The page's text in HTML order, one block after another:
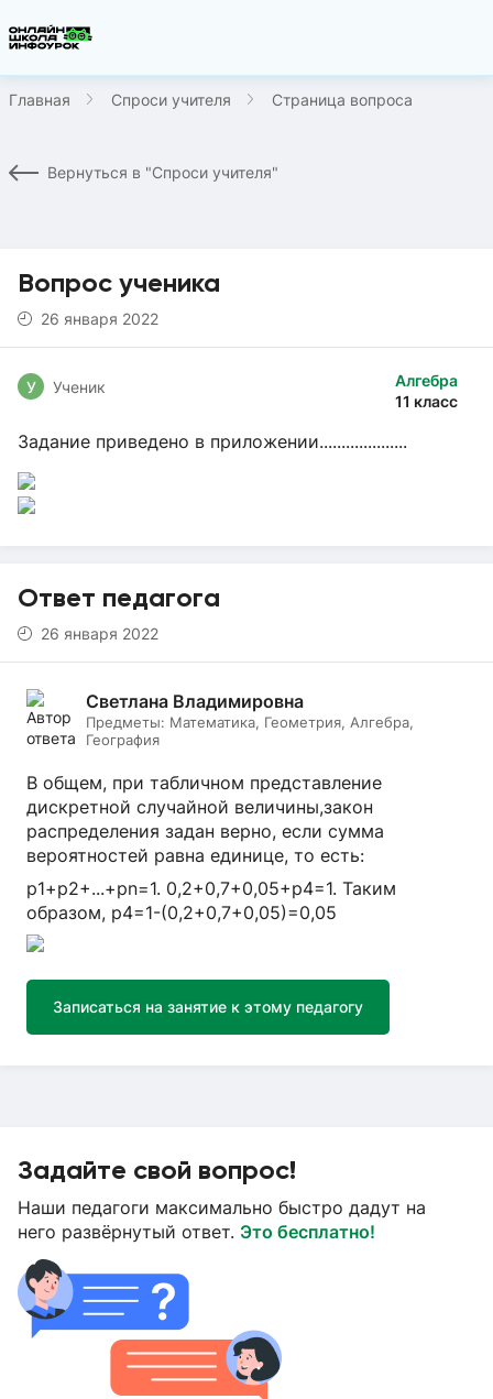
Главная Спроси учителя Страница вопроса
Вернуться в "Спроси учителя"
Вопрос ученика
26 января 2022
Алгебра
11 класс
У Ученик
Задание приведено в приложении....................
Ответ педагога
26 января 2022
Светлана Владимировна
Предметы: Математика, Геометрия, Алгебра,
География
В общем, при табличном представление
дискретной случайной величины,закон
распределения задан верно, если сумма
вероятностей равна единице, то есть:
p1+p2+...+pn=1. 0,2+0,7+0,05+р4=1. Таким
образом, р4=1-(0,2+0,7+0,05)=0,05
Записаться на занятие к этому педагогу
Задайте свой вопрос!
Наши педагоги максимально быстро дадут на
него развёрнутый ответ. Это бесплатно!